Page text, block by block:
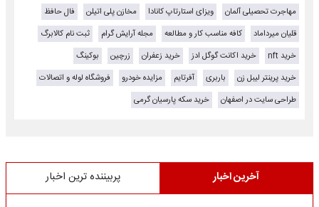
مهاجرت تحصیلی آلمان
ویزای استارتاپ کانادا مخازن پلی اتیلن
فال حافظ
قلیان میرداماد
کافه مناسب کار و مطالعه مجله آرایش گرام
ثبت نام کالابرگ
خرید nft
خرید اکانت گوگل ادز خرید زعفران زرچین
بوکینگ
خرید پرینتر لیبل زن
باربری آفرتایم مزایده خودرو
فروشگاه لوله و اتصالات
طراحی سایت در اصفهان
خرید سکه پارسیان گرمی
آخرین اخبار پربیننده ترین اخبار